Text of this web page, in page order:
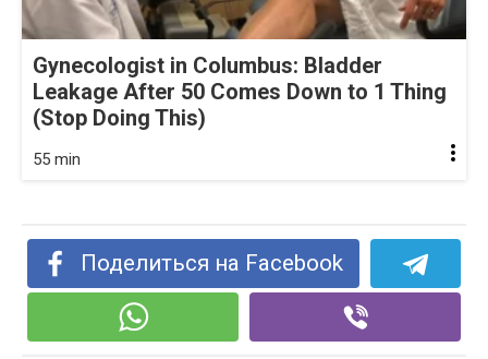
Gynecologist in Columbus: Bladder
Leakage After 50 Comes Down to 1 Thing
(Stop Doing This)
55 min
Поделиться на Facebook